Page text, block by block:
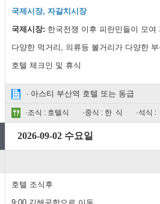
국제시장, 자갈치시장
국제시장: 한국전쟁 이후 피란민들이 모
다양한 먹거리, 의류등 볼거리가 다양한
호텔 체크인 및 휴식
· 아스티 부산역 호텔 또는 동급
·조식 : 호텔식 ·중식 : 한 식 ·석식 :
2026-09-02 수요일
호텔 조식후